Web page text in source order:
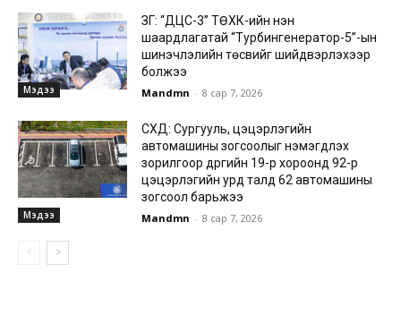
Мэдээ
ЗГ: “ДЦС-3” ТӨХК-ийн нэн
шаардлагатай “Турбингенератор-5”-ын
шинэчлэлийн төсвийг шийдвэрлэхээр
болжээ
Mandmn - 8 сар 7, 2026
Мэдээ
СХД: Сургууль, цэцэрлэгийн
автомашины зогсоолыг нэмэгдүүлэх
зорилгоор дүүргийн 19-р хороонд 92-р
цэцэрлэгийн урд талд 62 автомашины
зогсоол барьжээ
Mandmn - 8 сар 7, 2026